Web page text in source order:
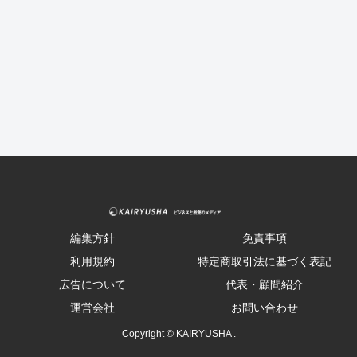
編集方針
免責事項
利用規約
特定商取引法に基づく表記
広告について
代表・顧問紹介
運営会社
お問い合わせ
Copyright © KAIRYUSHA .